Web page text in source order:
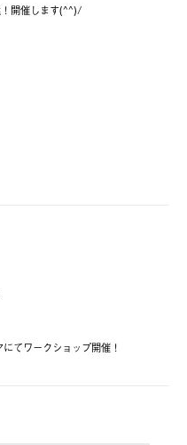
開催します(^^)/
てワークショップ開催！